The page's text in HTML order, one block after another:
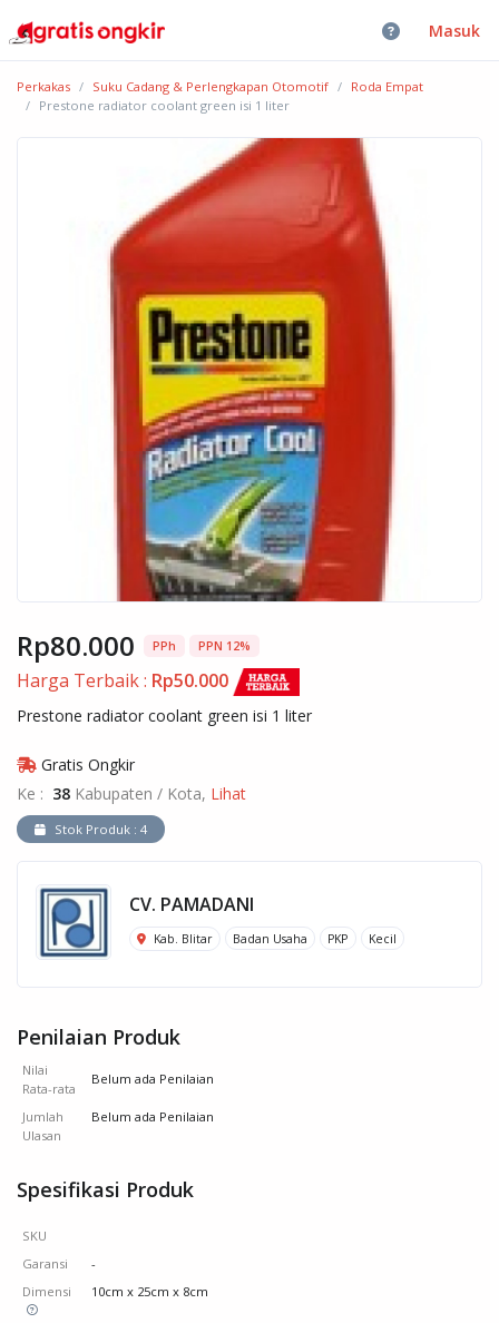
Masuk
Perkakas Suku Cadang & Perlengkapan Otomotif
Roda Empat
Prestone radiator coolant green isi 1 liter
Rp80.000 PPh PPN 12%
Harga Terbaik : Rp50.000
Prestone radiator coolant green isi 1 liter
Gratis Ongkir
Ke : 38 Kabupaten / Kota, Lihat
Stok Produk : 4
CV. PAMADANI
Kab. Blitar Badan Usaha PKP Kecil
Penilaian Produk
Nilai
Rata-rata
Belum ada Penilaian
Jumlah
Ulasan
Belum ada Penilaian
Spesifikasi Produk
SKU
Garansi
-
Dimensi
10cm x 25cm x 8cm